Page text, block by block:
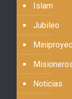
Islam
Jubileo
Noticias